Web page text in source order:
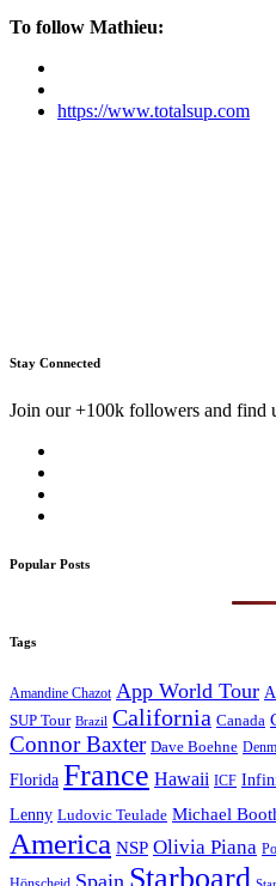
To follow Mathieu:
https://www.totalsup.com
Stay Connected
Join our +100k followers and find
Popular Posts
Tags
Amandine Chazot App World Tour
SUP Tour Brazil California Canada
Connor Baxter Dave Boehne
Florida France Hawaii ICF
Lenny Ludovic Teulade Michael
America NSP Olivia Piana
Starboard